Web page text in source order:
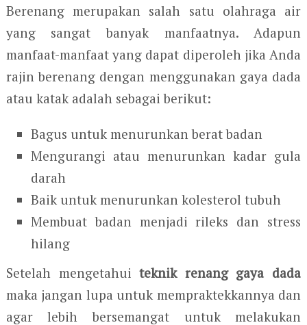
Berenang merupakan salah satu olahraga air
yang sangat banyak manfaatnya. Adapun
manfaat-manfaat yang dapat diperoleh jika Anda
rajin berenang dengan menggunakan gaya dada
atau katak adalah sebagai berikut:
Bagus untuk menurunkan berat badan
Mengurangi atau menurunkan kadar gula
darah
Baik untuk menurunkan kolesterol tubuh
Membuat badan menjadi rileks dan stress
hilang
Setelah mengetahuiteknik renang gaya dada
maka jangan lupa untuk mempraktekkannya dan
agar lebih bersemangat untuk melakukan